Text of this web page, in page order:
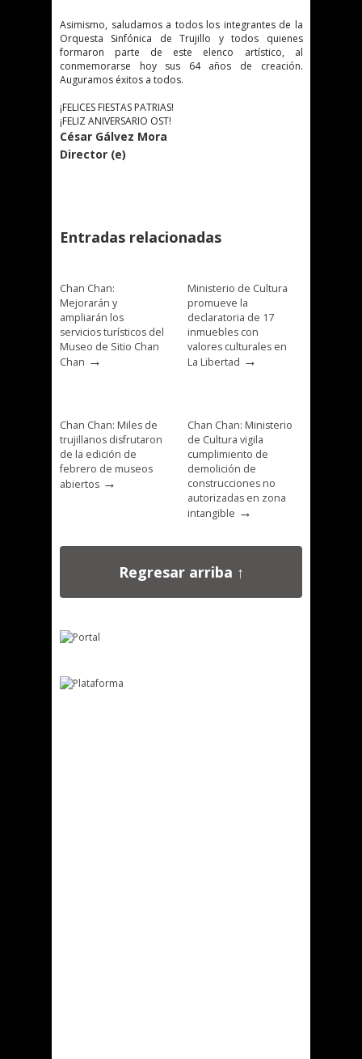
Asimismo, saludamos a todos los integrantes de la
Orquesta Sinfónica de Trujillo y todos quienes
formaron parte de este elenco artístico, al
conmemorarse hoy sus 64 años de creación.
Auguramos éxitos a todos.
¡FELICES FIESTAS PATRIAS!
¡FELIZ ANIVERSARIO OST!
César Gálvez Mora
Director (e)
Entradas relacionadas
Chan Chan:
Mejorarán y
ampliarán los
servicios turísticos del
Museo de Sitio Chan
Chan →
Ministerio de Cultura
promueve la
declaratoria de 17
inmuebles con
valores culturales en
La Libertad →
Chan Chan: Miles de
trujillanos disfrutaron
de la edición de
febrero de museos
abiertos →
Chan Chan: Ministerio
de Cultura vigila
cumplimiento de
demolición de
construcciones no
autorizadas en zona
intangible →
Regresar arriba ↑